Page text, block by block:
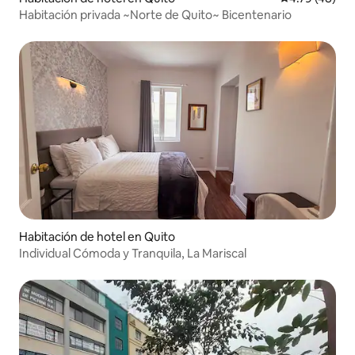
Habitación privada ~Norte de Quito~ Bicentenario
Habitación de hotel en Quito
Individual Cómoda y Tranquila, La Mariscal